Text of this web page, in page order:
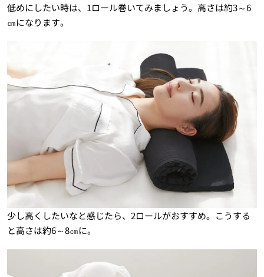
低めにしたい時は、1ロール巻いてみましょう。高さは約3～6
㎝になります。
少し高くしたいなと感じたら、2ロールがおすすめ。こうする
と高さは約6～8㎝に。